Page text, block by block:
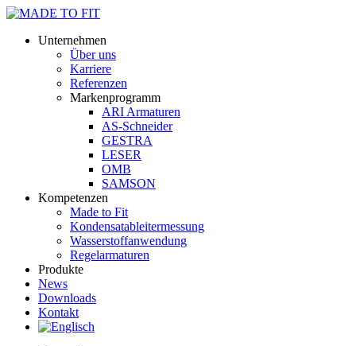
Unternehmen
Über uns
Karriere
Referenzen
Markenprogramm
ARI Armaturen
AS-Schneider
GESTRA
LESER
OMB
SAMSON
Kompetenzen
Made to Fit
Kondensat­ableiter­messung
Wasserstoff­anwendung
Regel­arma­turen
Produkte
News
Downloads
Kontakt